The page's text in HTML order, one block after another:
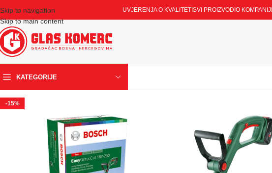
Skip to navigation
Skip to main content
UVJERENJA O KVALITETI SVI PROIZVODI O KOMPANIJI
KATEGORIJE
-15%